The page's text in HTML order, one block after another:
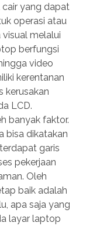
yang dapat
operasi atau
melalui
berfungsi
video
kerentanan
kerusakan
LCD.
banyak faktor.
bisa dikatakan
garis
pekerjaan
Oleh
baik adalah
apa saja yang
layar laptop